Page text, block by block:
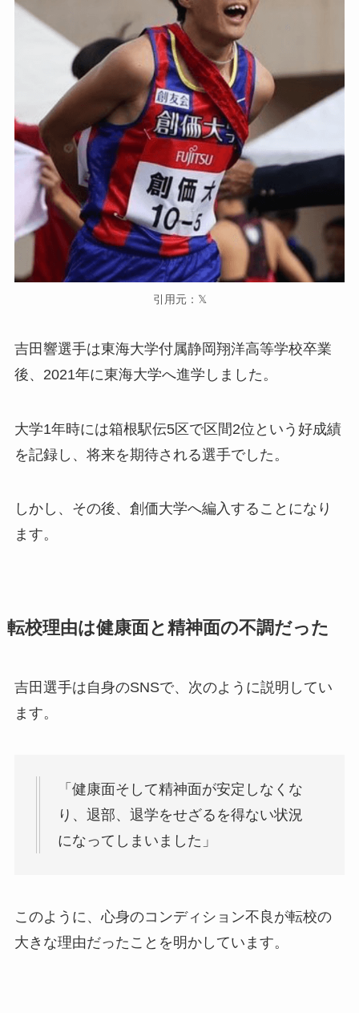
引用元：𝕏
吉田響選手は東海大学付属静岡翔洋高等学校卒業
後、2021年に東海大学へ進学しました。
大学1年時には箱根駅伝5区で区間2位という好成績
を記録し、将来を期待される選手でした。
しかし、その後、創価大学へ編入することになり
ます。
転校理由は健康面と精神面の不調だった
吉田選手は自身のSNSで、次のように説明してい
ます。
「健康面そして精神面が安定しなくな
り、退部、退学をせざるを得ない状況
になってしまいました」
このように、心身のコンディション不良が転校の
大きな理由だったことを明かしています。